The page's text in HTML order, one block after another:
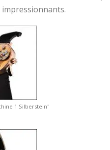
1 Silberstein"